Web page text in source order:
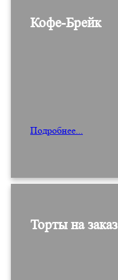
Кофе-Брейк
Подробнее...
Торты на заказ